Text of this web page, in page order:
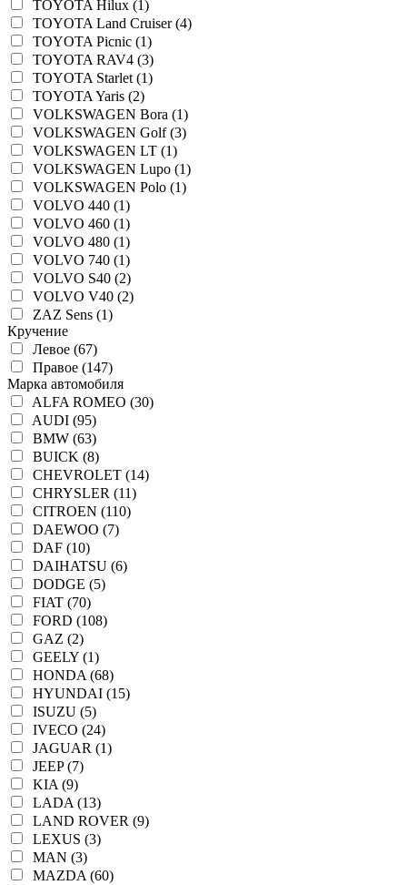
TOYOTA Hilux (1)
TOYOTA Land Cruiser (4)
TOYOTA Picnic (1)
TOYOTA RAV4 (3)
TOYOTA Starlet (1)
TOYOTA Yaris (2)
VOLKSWAGEN Bora (1)
VOLKSWAGEN Golf (3)
VOLKSWAGEN LT (1)
VOLKSWAGEN Lupo (1)
VOLKSWAGEN Polo (1)
VOLVO 440 (1)
VOLVO 460 (1)
VOLVO 480 (1)
VOLVO 740 (1)
VOLVO S40 (2)
VOLVO V40 (2)
ZAZ Sens (1)
Кручение
Левое (67)
Правое (147)
Марка автомобиля
ALFA ROMEO (30)
AUDI (95)
BMW (63)
BUICK (8)
CHEVROLET (14)
CHRYSLER (11)
CITROEN (110)
DAEWOO (7)
DAF (10)
DAIHATSU (6)
DODGE (5)
FIAT (70)
FORD (108)
GAZ (2)
GEELY (1)
HONDA (68)
HYUNDAI (15)
ISUZU (5)
IVECO (24)
JAGUAR (1)
JEEP (7)
KIA (9)
LADA (13)
LAND ROVER (9)
LEXUS (3)
MAN (3)
MAZDA (60)